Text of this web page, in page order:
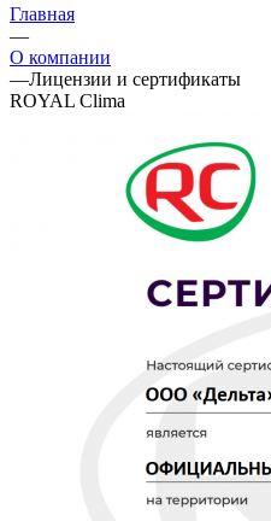
Главная
—
О компании
—Лицензии и сертификаты
ROYAL Clima